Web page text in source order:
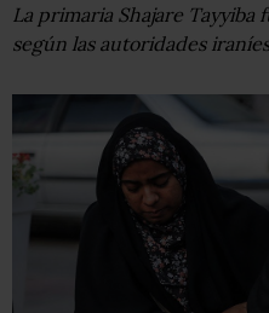
La primaria Shajare
según las autoridades